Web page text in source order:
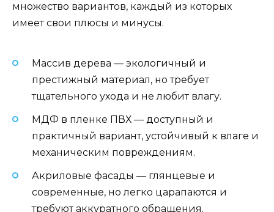
множество вариантов, каждый из которых
имеет свои плюсы и минусы.
Массив дерева — экологичный и
престижный материал, но требует
тщательного ухода и не любит влагу.
МДФ в пленке ПВХ — доступный и
практичный вариант, устойчивый к влаге и
механическим повреждениям.
Акриловые фасады — глянцевые и
современные, но легко царапаются и
требуют аккуратного обращения.